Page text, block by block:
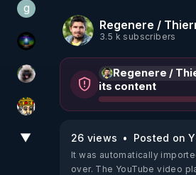
ggilo59
WakeUp
Priscane
Textes Sacrés & Maîtres Spirituels
▼
Regenere /
3.5 k subscribers
Regenere /
its content
26 views Posted on
It was automatically
over. The YouTube video